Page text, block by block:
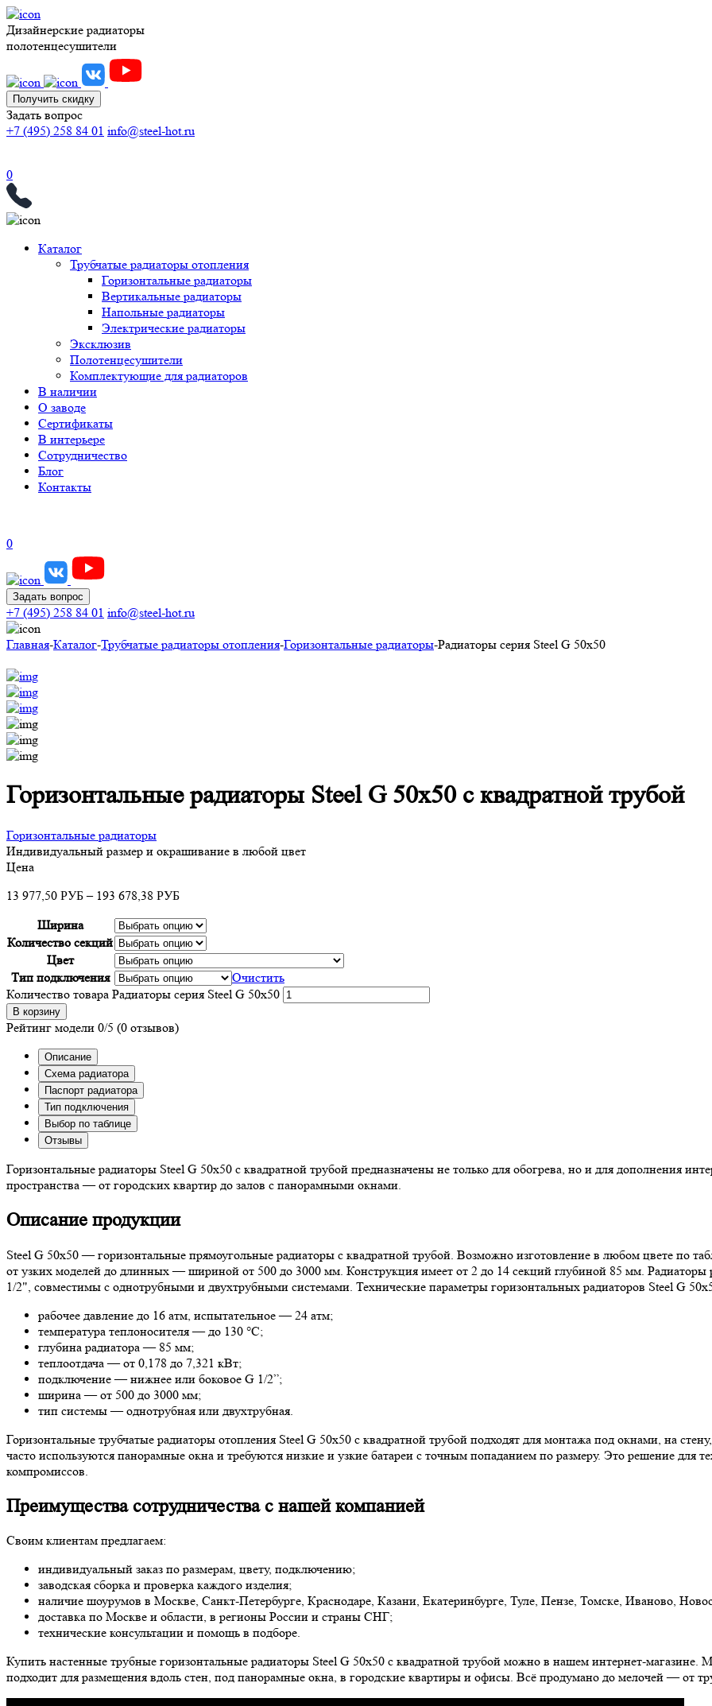
Дизайнерские радиаторы
полотенцесушители
Получить скидку
Задать вопрос
+7 (495) 258 84 01 info@steel-hot.ru
0
Каталог
Трубчатые радиаторы отопления
Горизонтальные радиаторы
Вертикальные радиаторы
Напольные радиаторы
Электрические радиаторы
Эксклюзив
Полотенцесушители
Комплектующие для радиаторов
В наличии
О заводе
Сертификаты
В интерьере
Сотрудничество
Блог
Контакты
0
Задать вопрос
+7 (495) 258 84 01 info@steel-hot.ru
Главная-Каталог-Трубчатые радиаторы отопления-Горизонтальные радиаторы-Радиаторы серия Steel G 50х50
Горизонтальные радиаторы Steel G 50х50 с квадратной трубой
Горизонтальные радиаторы
Индивидуальный размер и окрашивание в любой цвет
Цена
13 977,50 РУБ– 193 678,38 РУБ
Ширина
Количество секций
Цвет
Тип подключения
Очистить
Количество товара Радиаторы серия Steel G 50х50
В корзину
Рейтинг модели 0/5 (0 отзывов)
Описание
Схема радиатора
Паспорт радиатора
Тип подключения
Выбор по таблице
Отзывы
Горизонтальные радиаторы Steel G 50х50 с квадратной трубой предназначены не только для обогрева, но и для дополнения
пространства — от городских квартир до залов с панорамными окнами.
Описание продукции
Steel G 50х50 — горизонтальные прямоугольные радиаторы с квадратной трубой. Возможно изготовление в любом цвете по
от узких моделей до длинных — шириной от 500 до 3000 мм. Конструкция имеет от 2 до 14 секций глубиной 85 мм. Радиаторы
1/2", совместимы с однотрубными и двухтрубными системами. Технические параметры горизонтальных радиаторов Steel G
рабочее давление до 16 атм, испытательное — 24 атм;
температура теплоносителя — до 130 °C;
глубина радиатора — 85 мм;
теплоотдача — от 0,178 до 7,321 кВт;
подключение — нижнее или боковое G 1/2”;
ширина — от 500 до 3000 мм;
тип системы — однотрубная или двухтрубная.
Горизонтальные трубчатые радиаторы отопления Steel G 50х50 с квадратной трубой подходят для монтажа под окнами, на
часто используются панорамные окна и требуются низкие и узкие батареи с точным попаданием по размеру. Это решение для
компромиссов.
Преимущества сотрудничества с нашей компанией
Своим клиентам предлагаем:
индивидуальный заказ по размерам, цвету, подключению;
заводская сборка и проверка каждого изделия;
наличие шоурумов в Москве, Санкт-Петербурге, Краснодаре, Казани, Екатеринбурге, Туле, Пензе, Томске, Иваново,
доставка по Москве и области, в регионы России и страны СНГ;
технические консультации и помощь в подборе.
Купить настенные трубные горизонтальные радиаторы Steel G 50х50 с квадратной трубой можно в нашем интернет-
подходит для размещения вдоль стен, под панорамные окна, в городские квартиры и офисы. Всё продумано до мелочей — от